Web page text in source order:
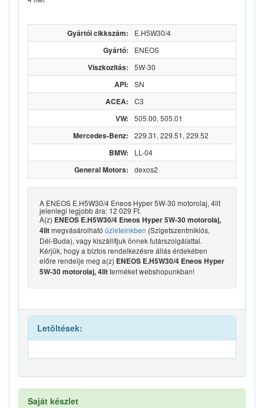
Gyártói cikkszám: E.H5W30/4
Gyártó: ENEOS
Viszkozitás: 5W-30
API: SN
ACEA: C3
VW: 505.00, 505.01
Mercedes-Benz: 229.31, 229.51, 229.52
BMW: LL-04
General Motors: dexos2
A ENEOS E.H5W30/4 Eneos Hyper 5W-30 motorolaj, 4lit
jelenlegi legjobb ára: 12 029 Ft.
A(z) ENEOS E.H5W30/4 Eneos Hyper 5W-30 motorolaj,
4litmegvásárolható üzleteinkben (Szigetszentmiklós,
Dél-Buda), vagy kiszállítjuk önnek futárszolgálattal.
Kérjük, hogy a biztos rendelkezésre állás érdekében
előre rendelje meg a(z) ENEOS E.H5W30/4 Eneos Hyper
5W-30 motorolaj, 4litterméket webshopunkban!
Letöltések:
Saját készlet